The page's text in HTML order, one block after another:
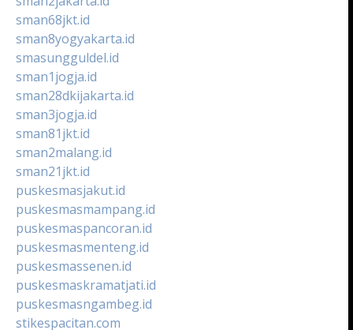
sman68jkt.id
sman8yogyakarta.id
smasungguldel.id
sman1jogja.id
sman28dkijakarta.id
sman3jogja.id
sman81jkt.id
sman2malang.id
sman21jkt.id
puskesmasjakut.id
puskesmasmampang.id
puskesmaspancoran.id
puskesmasmenteng.id
puskesmassenen.id
puskesmaskramatjati.id
puskesmasngambeg.id
stikespacitan.com